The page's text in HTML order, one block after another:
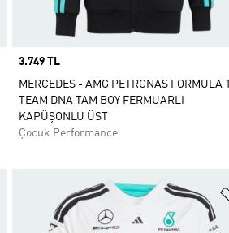
Price
3.749 TL
MERCEDES - AMG PETRONAS FORMULA 1
TEAM DNA TAM BOY FERMUARLI
KAPÜŞONLU ÜST
Çocuk Performance
Favori Listesine Ekle